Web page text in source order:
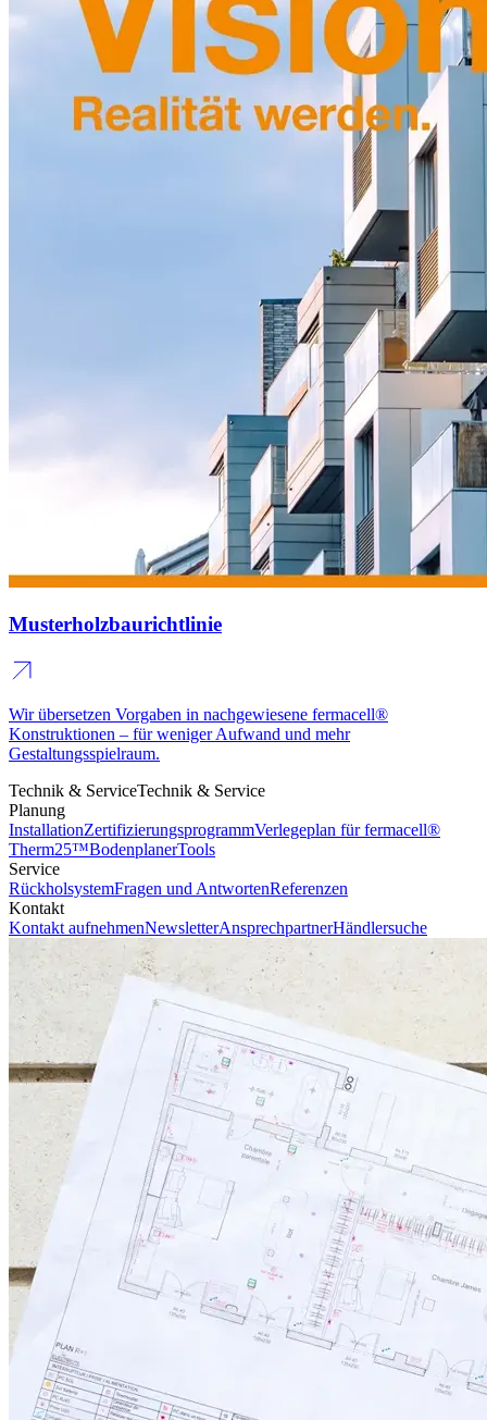
Musterholzbaurichtlinie
Wir übersetzen Vorgaben in nachgewiesene fermacell®
Konstruktionen – für weniger Aufwand und mehr
Gestaltungsspielraum.
Technik & ServiceTechnik & Service
Planung
InstallationZertifizierungsprogrammVerlegeplan für fermacell®
Therm25™BodenplanerTools
Service
RückholsystemFragen und AntwortenReferenzen
Kontakt
Kontakt aufnehmenNewsletterAnsprechpartnerHändlersuche